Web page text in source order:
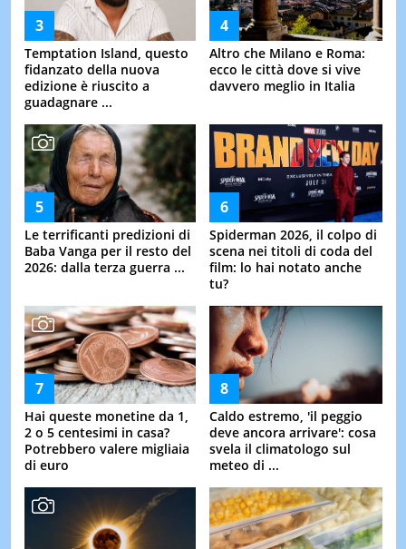
Temptation Island, questo
fidanzato della nuova
edizione è riuscito a
guadagnare ...
Altro che Milano e Roma:
ecco le città dove si vive
davvero meglio in Italia
Le terrificanti predizioni di
Baba Vanga per il resto del
2026: dalla terza guerra ...
Spiderman 2026, il colpo di
scena nei titoli di coda del
film: lo hai notato anche
tu?
Hai queste monetine da 1,
2 o 5 centesimi in casa?
Potrebbero valere migliaia
di euro
Caldo estremo, 'il peggio
deve ancora arrivare': cosa
svela il climatologo sul
meteo di ...